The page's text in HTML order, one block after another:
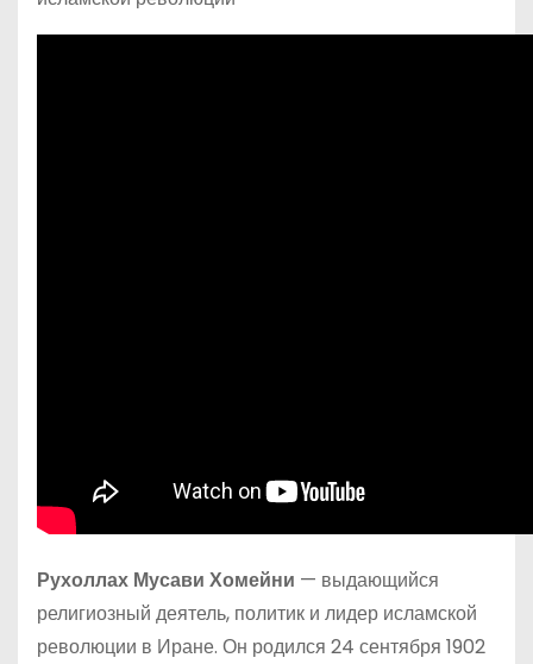
Рухоллах Мусави Хомейни — выдающийся
религиозный деятель, политик и лидер исламской
революции в Иране. Он родился 24 сентября 1902